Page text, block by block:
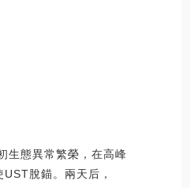
生態異常繁榮，在高峰
脫錨。兩天后，